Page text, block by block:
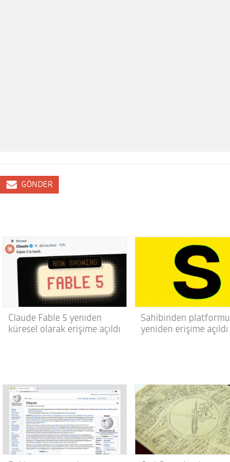
GÖNDER
Claude Fable 5 yeniden
küresel olarak erişime açıldı
Sahibinden platformu
yeniden erişime açıldı